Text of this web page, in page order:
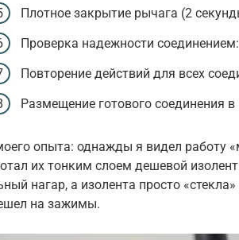
Плотное закрытие рычага (2
Проверка надежности
Повторение действий для всех
Размещение готового соединения
опыта: однажды я видел работу
их тонким слоем дешевой
нагар, а изолента просто
на зажимы.